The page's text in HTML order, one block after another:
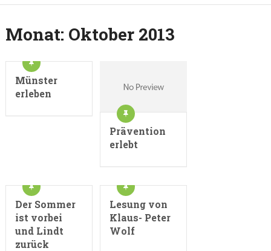
Monat: Oktober 2013
Münster
erleben
Prävention
erlebt
Der Sommer
ist vorbei
und Lindt
zurück
Lesung von
Klaus- Peter
Wolf